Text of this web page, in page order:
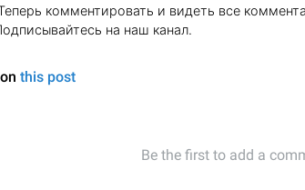
комментировать и видеть все
на наш канал.